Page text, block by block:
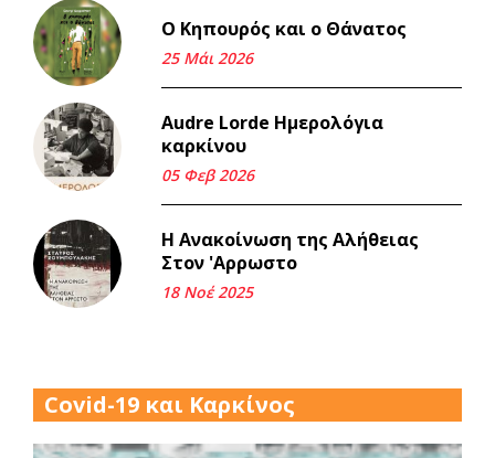
Ο Κηπουρός και ο Θάνατος
25 Μάι 2026
Audre Lorde Ημερολόγια
καρκίνου
05 Φεβ 2026
Η Ανακοίνωση της Αλήθειας
Στον 'Αρρωστο
18 Νοέ 2025
Μνήμη Νίκου Μαλάμου
Iμάντες και μετα - πράτες
(βαποράκια) μέρος
δεύτερον, με τον τρόπο του
06 Φεβ 2026
Covid-19 και Καρκίνος